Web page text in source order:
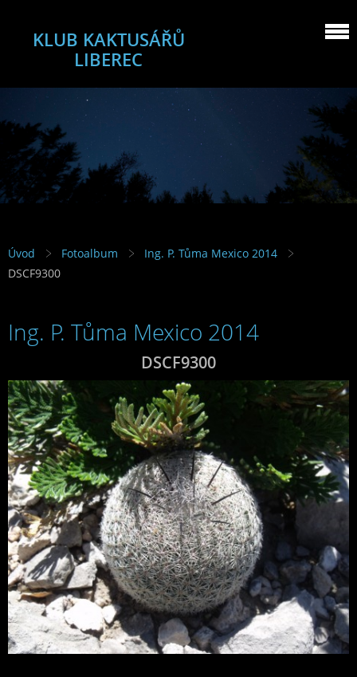
KLUB KAKTUSÁŘŮ
LIBEREC
Úvod Fotoalbum
Ing. P. Tůma Mexico 2014
DSCF9300
Ing. P. Tůma Mexico 2014
DSCF9300